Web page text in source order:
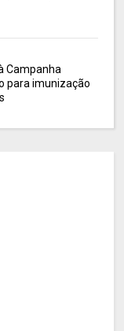
Campanha
para imunização